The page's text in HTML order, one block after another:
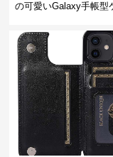
の可愛いGalaxy手帳型